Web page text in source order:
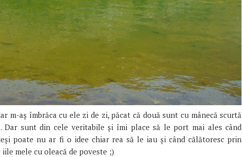
m-aș îmbrăca cu ele zi de zi, păcat că două sunt cu mânecă scurtă
Dar sunt din cele veritabile și îmi place să le port mai ales când
poate nu ar fi o idee chiar rea să le iau și când călătoresc prin
mele cu oleacă de poveste ;)